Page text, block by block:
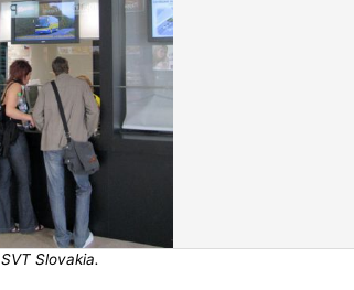
SVT Slovakia.